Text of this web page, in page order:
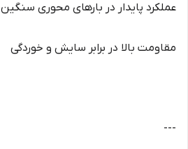
عملکرد پایدار در بارهای محوری سنگین
مقاومت بالا در برابر سایش و خوردگی
---